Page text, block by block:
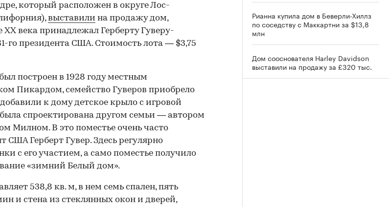
который расположен в округе Лос-
выставили на продажу дом,
века принадлежал Герберту Гуверу-
го президента США. Стоимость лота — $3,75
построен в 1928 году местным
Пикардом, семейство Гуверов приобрело
добавили к дому детское крыло с игровой
спроектирована другом семьи — автором
Милном. В это поместье очень часто
США Герберт Гувер. Здесь регулярно
с его участием, а само поместье получило
«зимний Белый дом».
538,8 кв. м, в нем семь спален, пять
и стена из стеклянных окон и дверей,
Рианна купила дом в Беверли-Хиллз
по соседству с Маккартни за $13,8
млн
Дом сооснователя Harley Davidson
выставили на продажу за £320 тыс.